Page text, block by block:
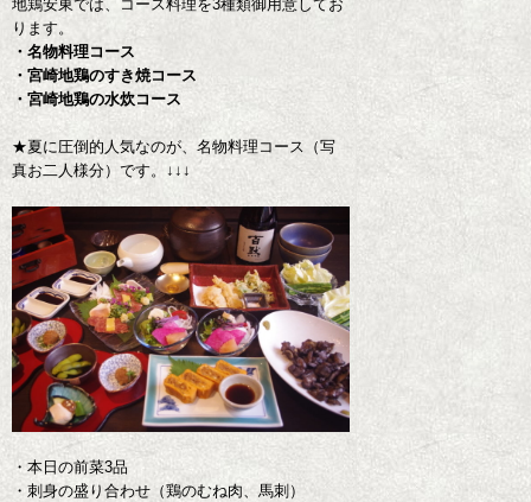
地鶏安東では、コース料理を3種類御用意してお
ります。
・名物料理コース
・宮崎地鶏のすき焼コース
・宮崎地鶏の水炊コース
★夏に圧倒的人気なのが、名物料理コース（写
真お二人様分）です。↓↓↓
・本日の前菜3品
・刺身の盛り合わせ（鶏のむね肉、馬刺）